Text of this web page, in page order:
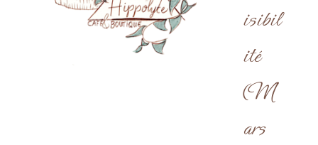
isibil
ité
(M
ars